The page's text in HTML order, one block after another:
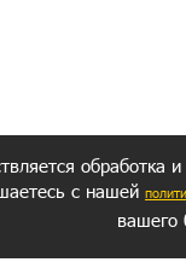
обработка
с нашей
вашего